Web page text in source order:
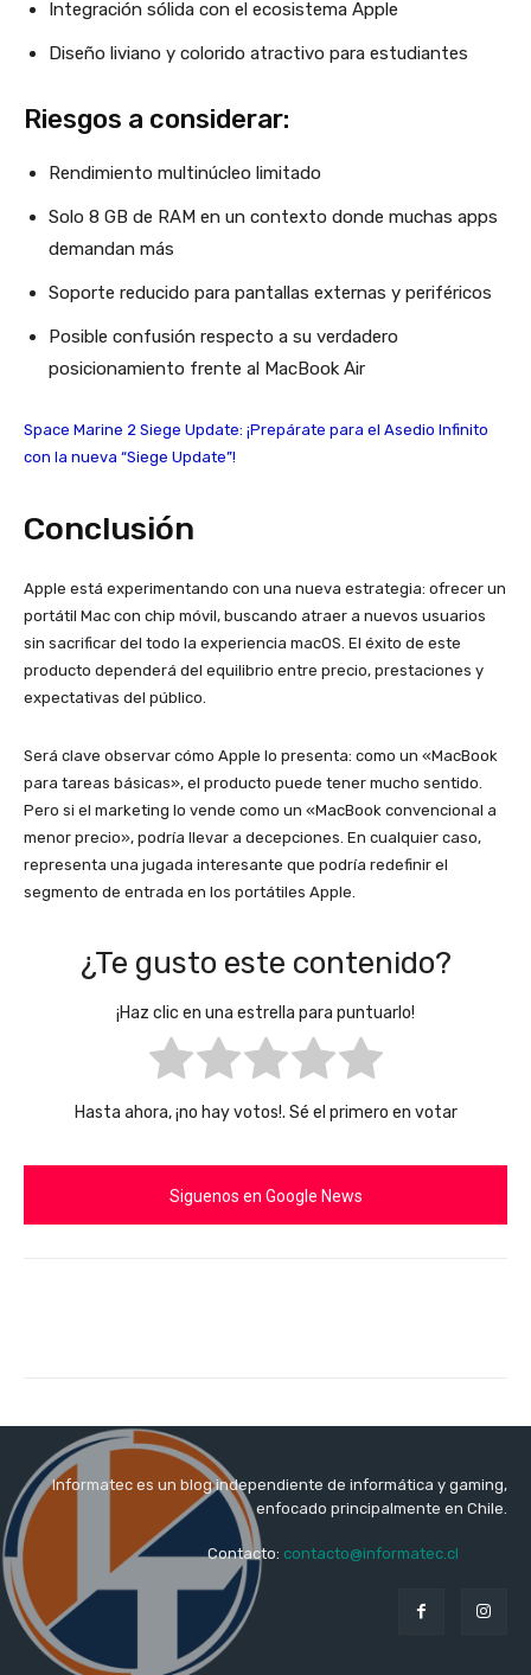
Integración sólida con el ecosistema Apple
Diseño liviano y colorido atractivo para estudiantes
Riesgos a considerar:
Rendimiento multinúcleo limitado
Solo 8 GB de RAM en un contexto donde muchas apps
demandan más
Soporte reducido para pantallas externas y periféricos
Posible confusión respecto a su verdadero
posicionamiento frente al MacBook Air
Space Marine 2 Siege Update: ¡Prepárate para el Asedio Infinito
con la nueva “Siege Update”!
Conclusión
Apple está experimentando con una nueva estrategia: ofrecer un
portátil Mac con chip móvil, buscando atraer a nuevos usuarios
sin sacrificar del todo la experiencia macOS. El éxito de este
producto dependerá del equilibrio entre precio, prestaciones y
expectativas del público.
Será clave observar cómo Apple lo presenta: como un «MacBook
para tareas básicas», el producto puede tener mucho sentido.
Pero si el marketing lo vende como un «MacBook convencional a
menor precio», podría llevar a decepciones. En cualquier caso,
representa una jugada interesante que podría redefinir el
segmento de entrada en los portátiles Apple.
¿Te gusto este contenido?
¡Haz clic en una estrella para puntuarlo!
Hasta ahora, ¡no hay votos!. Sé el primero en votar
Siguenos en Google News
Informatec es un blog independiente de informática y gaming,
enfocado principalmente en Chile.
Contacto: contacto@informatec.cl